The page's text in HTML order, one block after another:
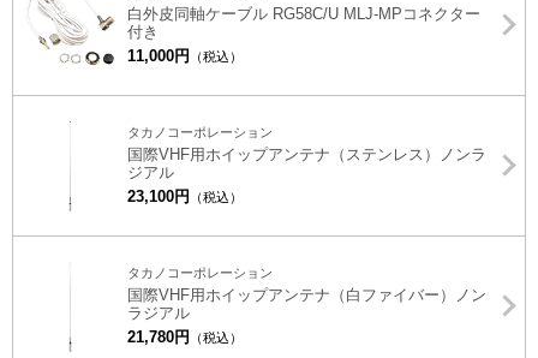
白外皮同軸ケーブル RG58C/U MLJ-MPコネクター
付き
11,000円
（税込）
タカノコーポレーション
国際VHF用ホイップアンテナ（ステンレス）ノンラ
ジアル
23,100円
（税込）
タカノコーポレーション
国際VHF用ホイップアンテナ（白ファイバー）ノン
ラジアル
21,780円
（税込）